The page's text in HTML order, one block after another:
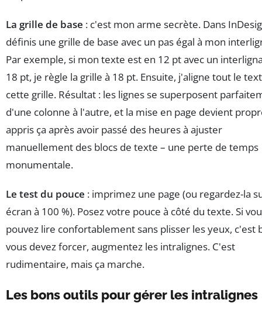
La grille de base : c'est mon arme secrète. Dans
définis une grille de base avec un pas égal à mon
Par exemple, si mon texte est en 12 pt avec un
18 pt, je règle la grille à 18 pt. Ensuite, j'aligne tout le
cette grille. Résultat : les lignes se superposent
d'une colonne à l'autre, et la mise en page devient
appris ça après avoir passé des heures à ajuster
manuellement des blocs de texte – une perte de temps
monumentale.
Le test du pouce : imprimez une page (ou regardez-la
écran à 100 %). Posez votre pouce à côté du texte. Si
pouvez lire confortablement sans plisser les yeux, c'est
vous devez forcer, augmentez les intralignes. C'est
rudimentaire, mais ça marche.
Les bons outils pour gérer les intralignes